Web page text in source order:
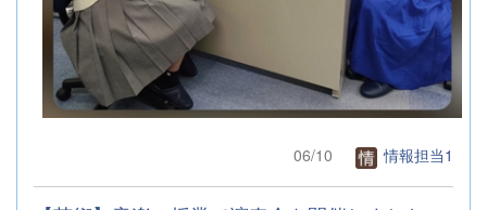
06/10 情報担当1